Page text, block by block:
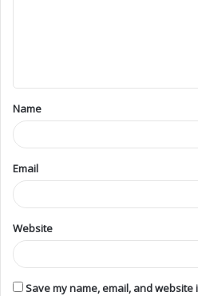
Name
Email
Website
Save my name, email, and